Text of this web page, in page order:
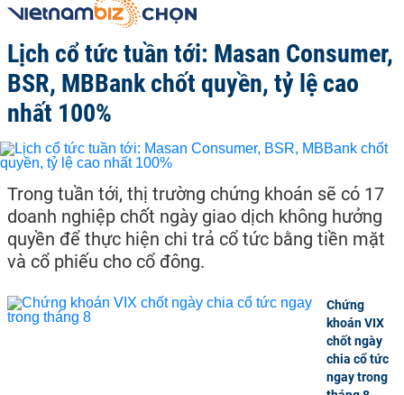
Lịch cổ tức tuần tới: Masan Consumer,
BSR, MBBank chốt quyền, tỷ lệ cao
nhất 100%
Trong tuần tới, thị trường chứng khoán sẽ có 17
doanh nghiệp chốt ngày giao dịch không hưởng
quyền để thực hiện chi trả cổ tức bằng tiền mặt
và cổ phiếu cho cổ đông.
Chứng
khoán VIX
chốt ngày
chia cổ tức
ngay trong